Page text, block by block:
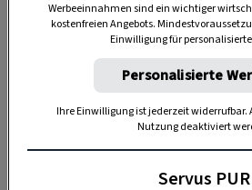
Werbeeinnahmen sind ein wichtiger
kostenfreien Angebots.
Einwilligung für
Personalisierte
Ihre Einwilligung ist jederzeit widerrufbar.
Nutzung deaktiviert
Servus PUR